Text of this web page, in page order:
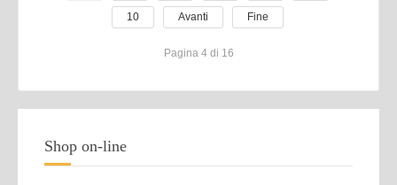
10 Avanti Fine
Pagina 4 di 16
Shop on-line